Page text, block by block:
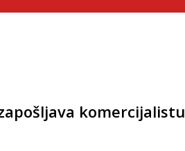
komercijalistu